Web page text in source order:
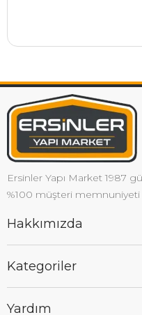
Ersinler Yapı Market 1987
%100 müşteri
Hakkımızda
Kategoriler
Yardım